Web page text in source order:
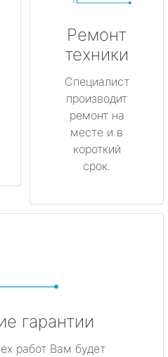
Ремонт
техники
Специалист
производит
ремонт на
месте и в
короткий
срок.
гарантии
работ Вам будет